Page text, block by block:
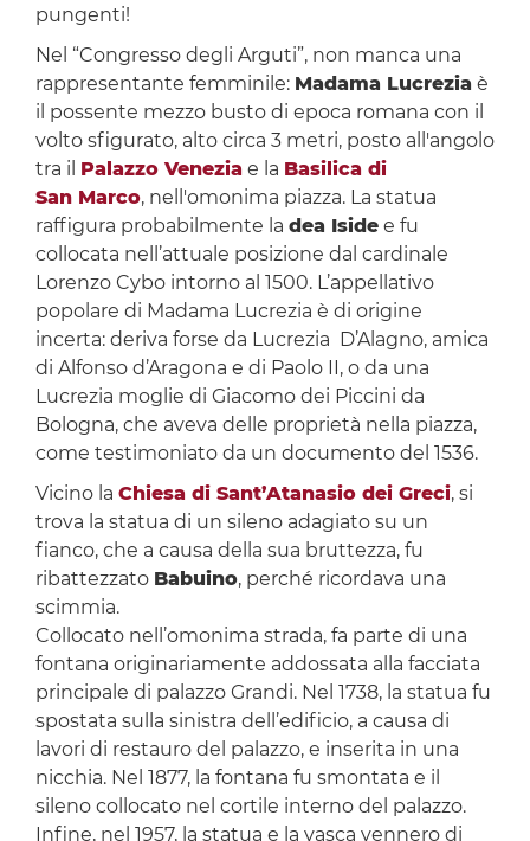
pungenti!
Nel “Congresso degli Arguti”, non manca una
rappresentante femminile: Madama Lucrezia è
il possente mezzo busto di epoca romana con il
volto sfigurato, alto circa 3 metri, posto all'angolo
tra il Palazzo Veneziae la Basilica di
San Marco, nell'omonima piazza. La statua
raffigura probabilmente la dea Isidee fu
collocata nell’attuale posizione dal cardinale
Lorenzo Cybo intorno al 1500. L’appellativo
popolare di Madama Lucrezia è di origine
incerta: deriva forse da Lucrezia D’Alagno, amica
di Alfonso d’Aragona e di Paolo II, o da una
Lucrezia moglie di Giacomo dei Piccini da
Bologna, che aveva delle proprietà nella piazza,
come testimoniato da un documento del 1536.
Vicino la Chiesa di Sant’Atanasio dei Greci, si
trova la statua di un sileno adagiato su un
fianco, che a causa della sua bruttezza, fu
ribattezzato Babuino, perché ricordava una
scimmia.
Collocato nell’omonima strada, fa parte di una
fontana originariamente addossata alla facciata
principale di palazzo Grandi. Nel 1738, la statua fu
spostata sulla sinistra dell’edificio, a causa di
lavori di restauro del palazzo, e inserita in una
nicchia. Nel 1877, la fontana fu smontata e il
sileno collocato nel cortile interno del palazzo.
Infine, nel 1957, la statua e la vasca vennero di